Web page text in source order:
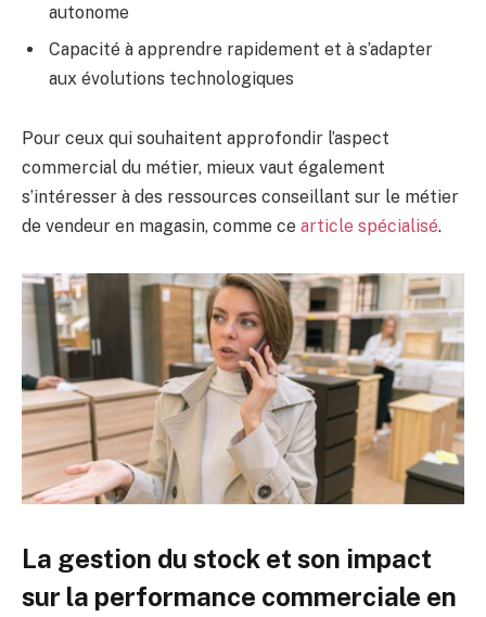
autonome
Capacité à apprendre rapidement et à s’adapter
aux évolutions technologiques
Pour ceux qui souhaitent approfondir l’aspect
commercial du métier, mieux vaut également
s’intéresser à des ressources conseillant sur le métier
de vendeur en magasin, comme ce article spécialisé.
La gestion du stock et son impact
sur la performance commerciale en